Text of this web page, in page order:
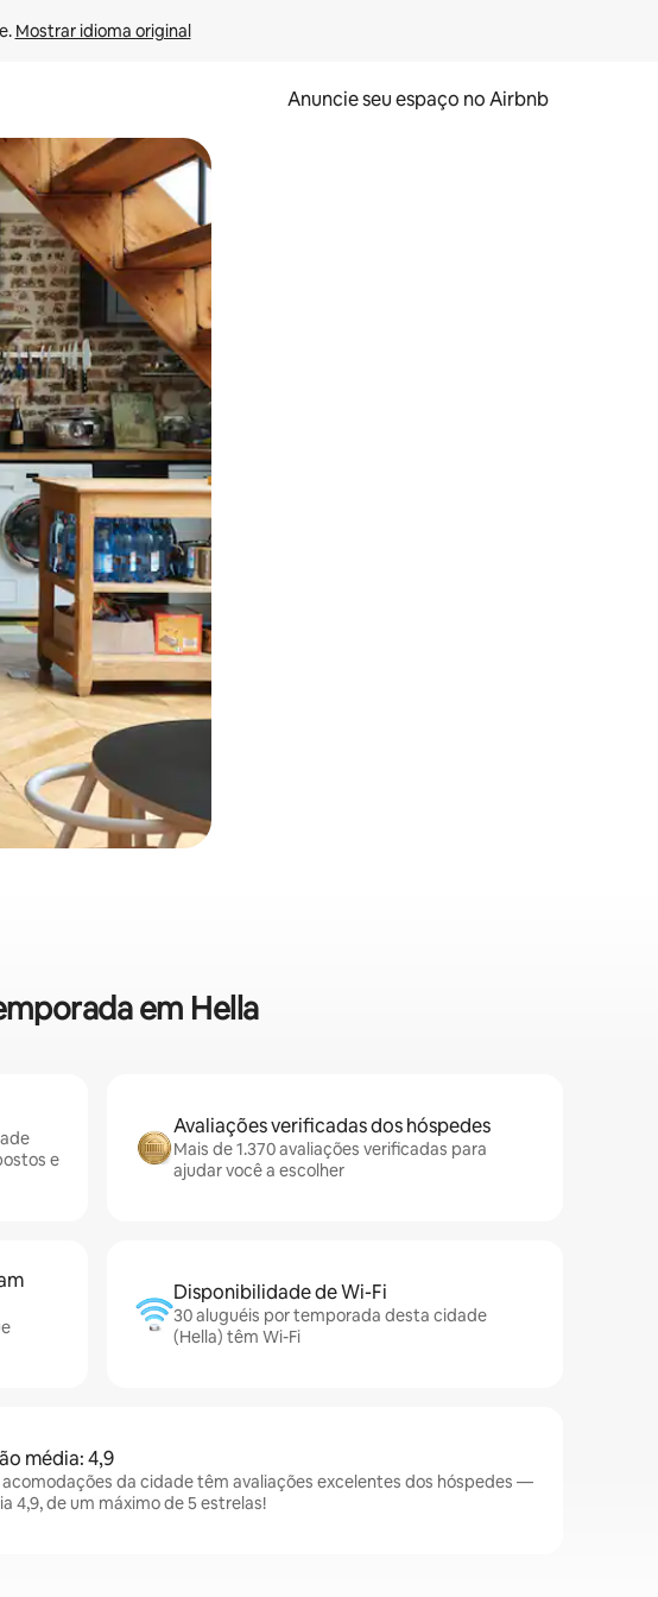
Mostrar idioma original
Anuncie seu espaço no Airbnb
ou tocando e deslizando o dedo na tela.
em Hella
e
Avaliações verificadas dos hóspedes
Mais de 1.370 avaliações verificadas para
ajudar você a escolher
Disponibilidade de Wi-Fi
30 aluguéis por temporada desta cidade
(Hella) têm Wi-Fi
média: 4,9
acomodações da cidade têm avaliações excelentes dos hóspedes —
4,9, de um máximo de 5 estrelas!